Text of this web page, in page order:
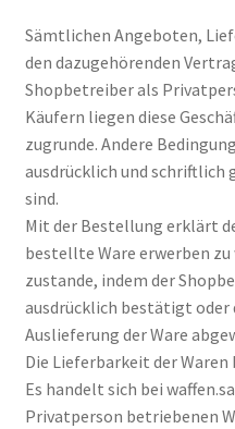
Kasse
Kontakt
Log In
Mein Konto
Register
Shop
Sämtlichen Angeboten,
den dazugehörenden
Shopbetreiber als
Käufern liegen diese
zugrunde. Andere
ausdrücklich und schriftlich
sind.
Mit der Bestellung erklärt
bestellte Ware erwerben
zustande, indem der
ausdrücklich bestätigt oder
Auslieferung der Ware
Die Lieferbarkeit der
Es handelt sich bei
Privatperson betriebenen